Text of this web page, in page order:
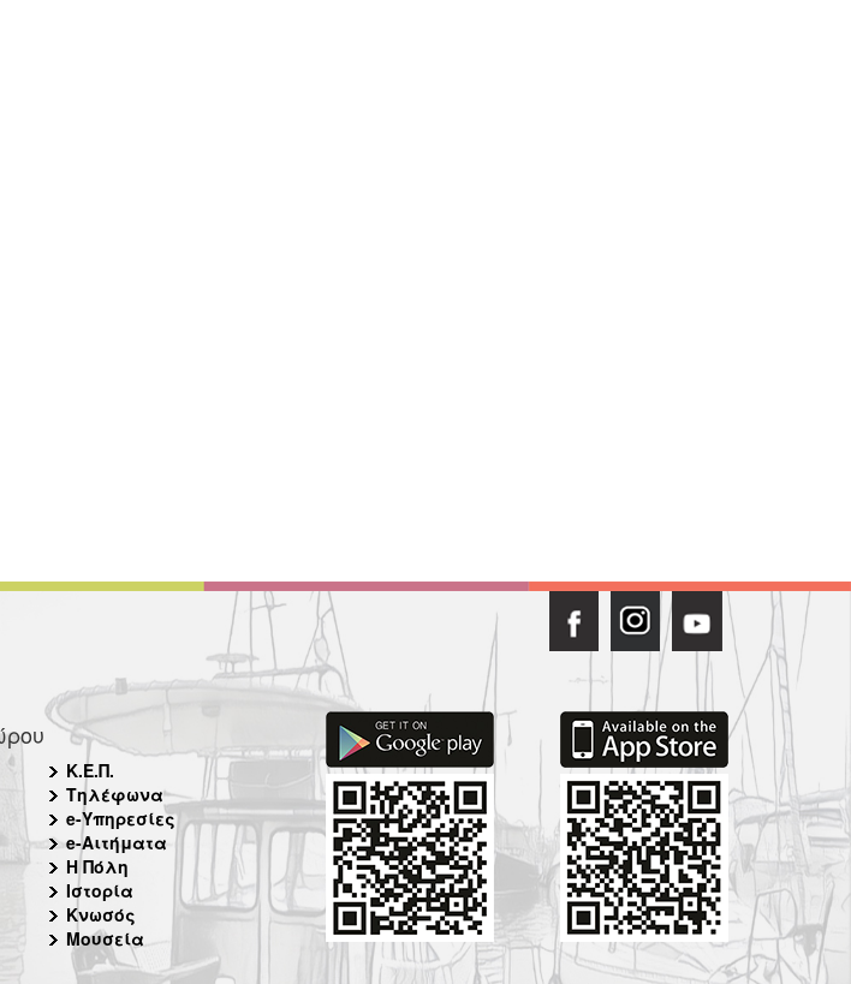
Κ.Ε.Π.
Τηλέφωνα
e-Υπηρεσίες
e-Αιτήματα
Η Πόλη
Ιστορία
Κνωσός
Μουσεία